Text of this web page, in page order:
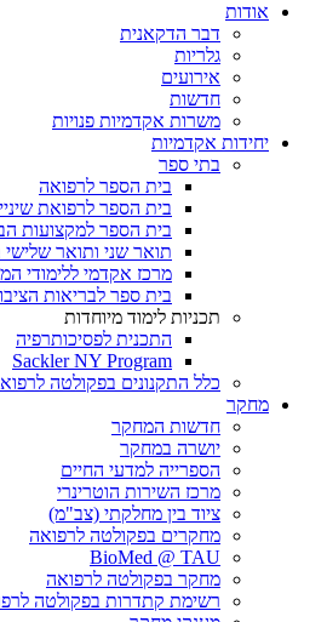
אודות
דבר הדקאנית
גלריות
אירועים
חדשות
משרות אקדמיות פנויות
יחידות אקדמיות
בתי ספר
בית הספר לרפואה
בית הספר לרפואת
בית הספר למקצועות
תואר שני ותואר
מרכז אקדמי ללימודי
בית ספר לבריאות
תכניות לימוד מיוחדות
התכנית לפסיכותרפיה
Sackler NY Program
כלל התקנונים בפקולטה
מחקר
חדשות המחקר
יושרה במחקר
הספרייה למדעי החיים
מרכז השירות הוטרינרי
ציוד בין מחלקתי (צב"מ)
מחקרים בפקולטה לרפואה
BioMed @ TAU
מחקר בפקולטה לרפואה
רשימת קתדרות בפקולטה